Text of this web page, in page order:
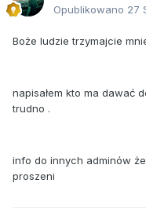
Opublikowano 27
Boże ludzie trzymajcie
napisałem kto ma dawać
trudno .
info do innych adminów
proszeni